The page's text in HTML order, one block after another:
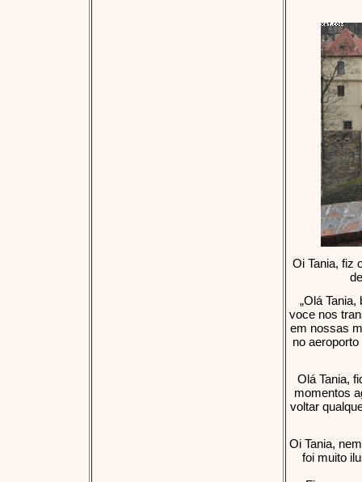
Oi Tania, fiz
„Olá
voce nos
em nossas
no
Olá Tania,
momentos
voltar
Oi Tania,
foi muito